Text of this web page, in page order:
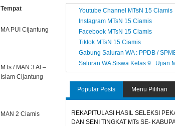
Tempat
MA PUI Cijantung
MTs / MAN 3 Al –
Islam Cijantung
MAN 2 Ciamis
Youtube Channel MTsN 15 Ciamis
Instagram MTsN 15 Ciamis
Facebook MTsN 15 Ciamis
Tiktok MTsN 15 Ciamis
Gabung Saluran WA : PPDB /
Saluran WA Siswa Kelas 9 : Ujian
Popular Posts Menu Pilihan
REKAPITULASI HASIL SELEKSI
DAN SENI TINGKAT MTs SE-